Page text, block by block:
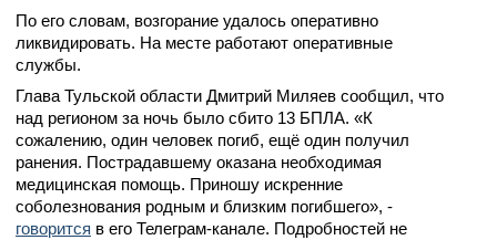
По его словам, возгорание удалось оперативно
ликвидировать. На месте работают оперативные
службы.
Глава Тульской области Дмитрий Миляев сообщил, что
над регионом за ночь было сбито 13 БПЛА. «К
сожалению, один человек погиб, ещё один получил
ранения. Пострадавшему оказана необходимая
медицинская помощь. Приношу искренние
соболезнования родным и близким погибшего», -
говорится в его Телеграм-канале. Подробностей не